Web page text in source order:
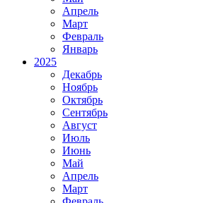
Апрель
Март
Февраль
Январь
2025
Декабрь
Ноябрь
Октябрь
Сентябрь
Август
Июль
Июнь
Май
Апрель
Март